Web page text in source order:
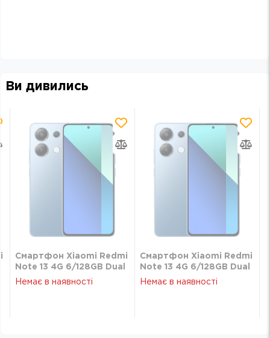
Ви дивились
Смартфон Xiaomi Redmi
Note 13 4G 6/128GB Dual
Sim Ice Blue EU_
Немає в наявності
Смартфон Xiaomi Redmi
Note 13 4G 6/128GB Dual
Sim Ice Blue EU_
Немає в наявності